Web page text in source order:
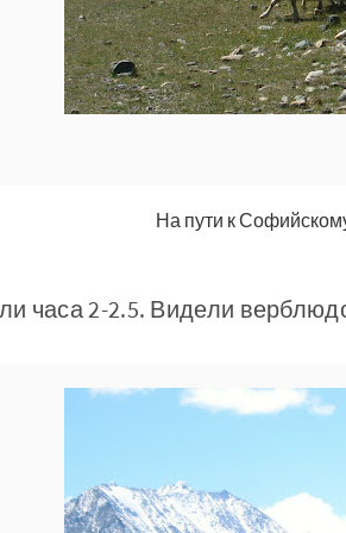
На пути к
часа 2-2.5. Видели